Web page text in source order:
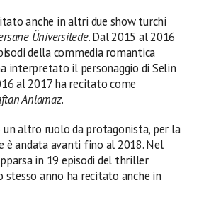
anche in altri due show turchi
Üniversitede. Dal 2015 al 2016
della commedia romantica
interpretato il personaggio di Selin
al 2017 ha recitato come
Anlamaz.
altro ruolo da protagonista, per la
è andata avanti fino al 2018. Nel
in 19 episodi del thriller
stesso anno ha recitato anche in